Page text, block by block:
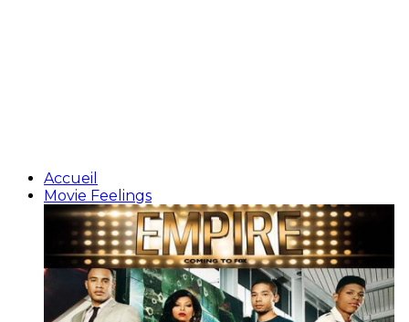
Accueil
Movie Feelings